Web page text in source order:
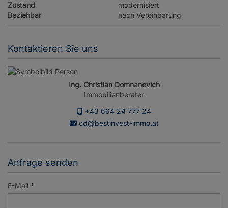
Zustand
modernisiert
Beziehbar
nach Vereinbarung
Kontaktieren Sie uns
Ing. Christian Domnanovich
Immobilienberater
+43 664 24 777 24
cd@bestinvest-immo.at
Anfrage senden
E-Mail